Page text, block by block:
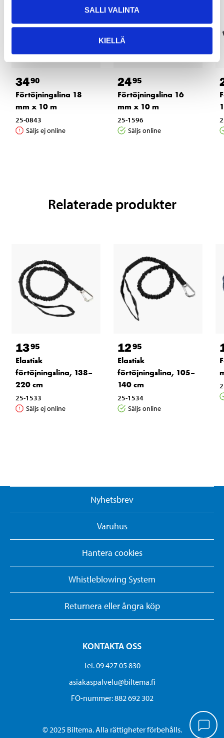
SALLI VALINTA
KIELLÄ
3490
Förtöjningslina 18
mm x 10 m
25-0843
Säljs ej online
2495
Förtöjningslina 16
mm x 10 m
25-1596
Säljs online
Relaterade produkter
1395
Elastisk
förtöjningslina, 138–
220 cm
25-1533
Säljs ej online
1295
Elastisk
förtöjningslina, 105–
140 cm
25-1534
Säljs online
Nyhetsbrev
Varuhus
Hantera cookies
Whistleblowing System
Returnera eller ångra köp
KONTAKTA OSS
Tel. 09 427 05 830
asiakaspalvelu@biltema.fi
FO-nummer:​ 882 692 302
© 2025 Biltema. Alla rättigheter förbehålls.